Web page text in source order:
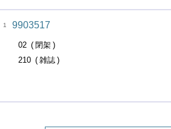
1 9903517
02
閉架
210
雑誌